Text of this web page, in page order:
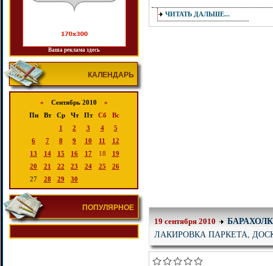
Ваша реклама здесь
КАЛЕНДАРЬ
« Сентябрь 2010 »
Пн
Вт Ср Чт Пт Сб
Вс
1
2 3 4
5
6
7 8 9 10 11
12
13
14 15 16 17 18
19
20
21 22 23 24 25
26
27
28 29 30
ПОПУЛЯРНОЕ
ЧИТАТЬ ДАЛЬШЕ...
19 сентября 2010
ЛАКИРОВКА ПАРКЕТА,